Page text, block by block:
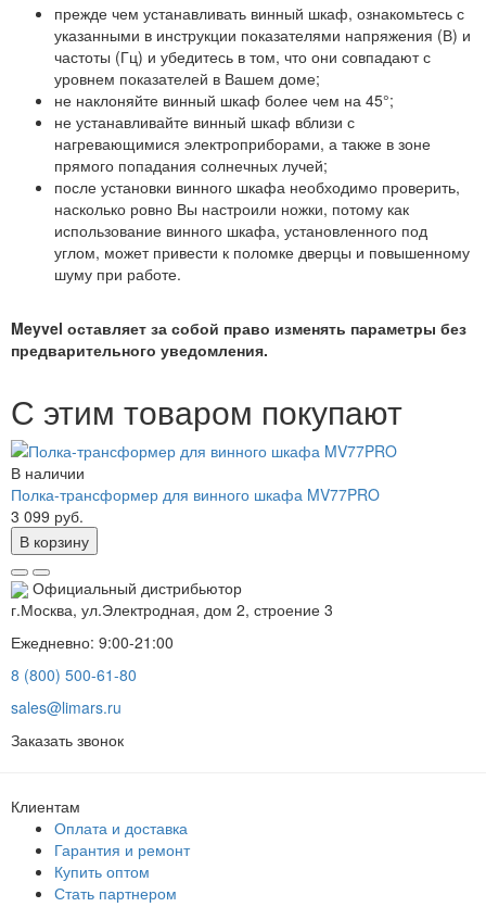
прежде чем устанавливать винный шкаф, ознакомьтесь с
указанными в инструкции показателями напряжения (В) и
частоты (Гц) и убедитесь в том, что они совпадают с
уровнем показателей в Вашем доме;
не наклоняйте винный шкаф более чем на 45°;
не устанавливайте винный шкаф вблизи с
нагревающимися электроприборами, а также в зоне
прямого попадания солнечных лучей;
после установки винного шкафа необходимо проверить,
насколько ровно Вы настроили ножки, потому как
использование винного шкафа, установленного под
углом, может привести к поломке дверцы и повышенному
шуму при работе.
Meyvel оставляет за собой право изменять параметры без
предварительного уведомления.
С этим товаром покупают
В наличии
Полка-трансформер для винного шкафа MV77PRO
3 099 руб.
В корзину
Официальный дистрибьютор
г.Москва, ул.Электродная, дом 2, строение 3
Ежедневно: 9:00-21:00
8 (800) 500-61-80
sales@limars.ru
Заказать звонок
Клиентам
Оплата и доставка
Гарантия и ремонт
Купить оптом
Стать партнером